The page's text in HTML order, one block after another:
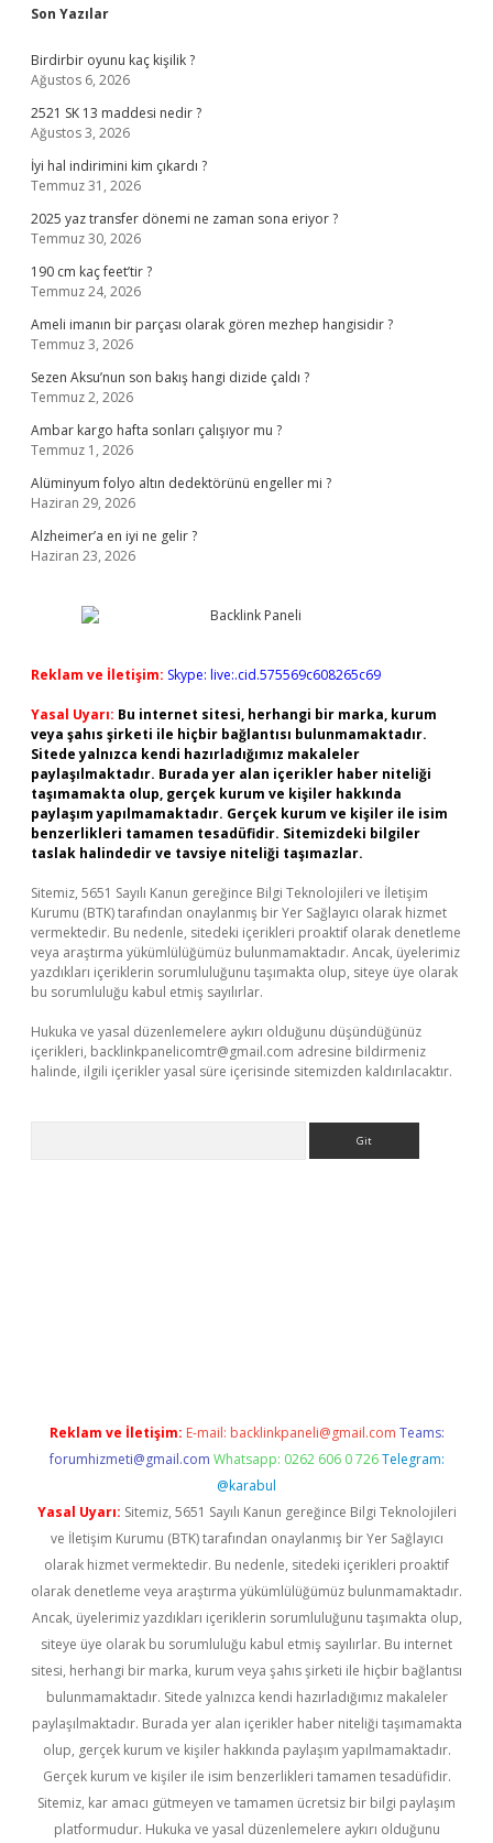
Sidebar
Son Yazılar
Birdirbir oyunu kaç kişilik ?
Ağustos 6, 2026
2521 SK 13 maddesi nedir ?
Ağustos 3, 2026
İyi hal indirimini kim çıkardı ?
Temmuz 31, 2026
2025 yaz transfer dönemi ne zaman sona eriyor ?
Temmuz 30, 2026
190 cm kaç feet’tir ?
Temmuz 24, 2026
Ameli imanın bir parçası olarak gören mezhep hangisidir ?
Temmuz 3, 2026
Sezen Aksu’nun son bakış hangi dizide çaldı ?
Temmuz 2, 2026
Ambar kargo hafta sonları çalışıyor mu ?
Temmuz 1, 2026
Alüminyum folyo altın dedektörünü engeller mi ?
Haziran 29, 2026
Alzheimer’a en iyi ne gelir ?
Haziran 23, 2026
Reklam ve İletişim: Skype: live:.cid.575569c608265c69
Yasal Uyarı: Bu internet sitesi, herhangi bir marka, kurum
veya şahıs şirketi ile hiçbir bağlantısı bulunmamaktadır.
Sitede yalnızca kendi hazırladığımız makaleler
paylaşılmaktadır. Burada yer alan içerikler haber niteliği
taşımamakta olup, gerçek kurum ve kişiler hakkında
paylaşım yapılmamaktadır. Gerçek kurum ve kişiler ile isim
benzerlikleri tamamen tesadüfidir. Sitemizdeki bilgiler
taslak halindedir ve tavsiye niteliği taşımazlar.
Sitemiz, 5651 Sayılı Kanun gereğince Bilgi Teknolojileri ve İletişim
Kurumu (BTK) tarafından onaylanmış bir Yer Sağlayıcı olarak hizmet
vermektedir. Bu nedenle, sitedeki içerikleri proaktif olarak denetleme
veya araştırma yükümlülüğümüz bulunmamaktadır. Ancak, üyelerimiz
yazdıkları içeriklerin sorumluluğunu taşımakta olup, siteye üye olarak
bu sorumluluğu kabul etmiş sayılırlar.
Hukuka ve yasal düzenlemelere aykırı olduğunu düşündüğünüz
içerikleri, backlinkpanelicomtr@gmail.com adresine bildirmeniz
halinde, ilgili içerikler yasal süre içerisinde sitemizden kaldırılacaktır.
Reklam ve İletişim: E-mail: backlinkpaneli@gmail.com Teams:
forumhizmeti@gmail.com Whatsapp: 0262 606 0 726 Telegram:
@karabul
Yasal Uyarı: Sitemiz, 5651 Sayılı Kanun gereğince Bilgi Teknolojileri
ve İletişim Kurumu (BTK) tarafından onaylanmış bir Yer Sağlayıcı
olarak hizmet vermektedir. Bu nedenle, sitedeki içerikleri proaktif
olarak denetleme veya araştırma yükümlülüğümüz bulunmamaktadır.
Ancak, üyelerimiz yazdıkları içeriklerin sorumluluğunu taşımakta olup,
siteye üye olarak bu sorumluluğu kabul etmiş sayılırlar. Bu internet
sitesi, herhangi bir marka, kurum veya şahıs şirketi ile hiçbir bağlantısı
bulunmamaktadır. Sitede yalnızca kendi hazırladığımız makaleler
paylaşılmaktadır. Burada yer alan içerikler haber niteliği taşımamakta
olup, gerçek kurum ve kişiler hakkında paylaşım yapılmamaktadır.
Gerçek kurum ve kişiler ile isim benzerlikleri tamamen tesadüfidir.
Sitemiz, kar amacı gütmeyen ve tamamen ücretsiz bir bilgi paylaşım
platformudur. Hukuka ve yasal düzenlemelere aykırı olduğunu